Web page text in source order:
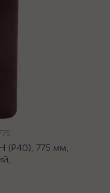
(Р40), 775 мм,